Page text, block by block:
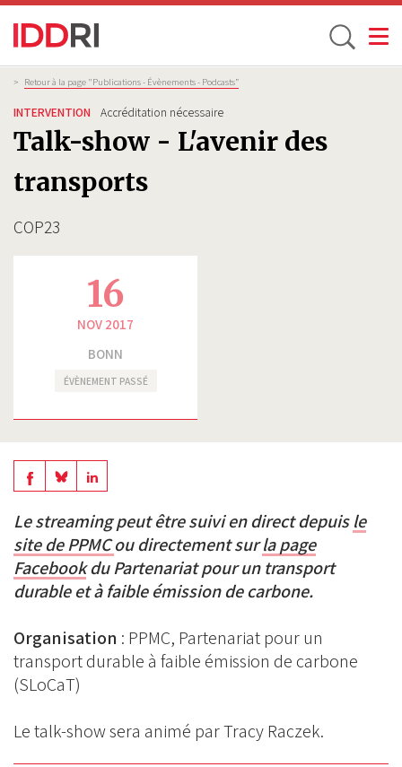
Aller
contenu
principal
Toggle
Fil
d'Ariane
> Retour à la page "Publications - Évènements - Podcasts”
16
NOV 2017
BONN
ÉVÈNEMENT PASSÉ
INTERVENTION Accréditation nécessaire
Talk-show - L'avenir des
transports
COP23
Share
on
Facebook
Share
BlueSky
Share
Linkedin
Le streaming peut être suivi en direct depuisle
site de PPMCou directement surla page
Facebookdu Partenariat pour un transport
durable et à faible émission de carbone.
Organisation : PPMC, Partenariat pour un
transport durable à faible émission de carbone
(SLoCaT)
Le talk-show sera animé par Tracy Raczek.